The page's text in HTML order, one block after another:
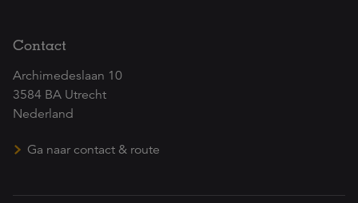
Contact
Archimedeslaan 10
3584 BA Utrecht
Nederland
Ga naar contact & route